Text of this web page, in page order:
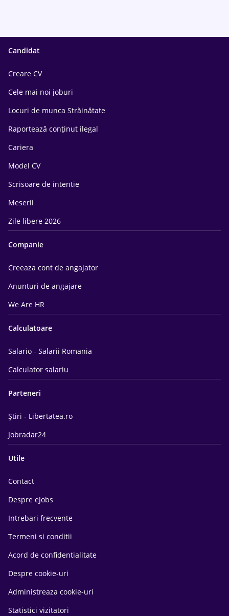
Candidat
Creare CV
Cele mai noi joburi
Locuri de munca Străinătate
Raportează conținut ilegal
Cariera
Model CV
Scrisoare de intentie
Meserii
Zile libere 2026
Companie
Creeaza cont de angajator
Anunturi de angajare
We Are HR
Calculatoare
Salario - Salarii Romania
Calculator salariu
Parteneri
Știri - Libertatea.ro
Jobradar24
Utile
Contact
Despre eJobs
Intrebari frecvente
Termeni si conditii
Acord de confidentialitate
Despre cookie-uri
Administreaza cookie-uri
Statistici vizitatori